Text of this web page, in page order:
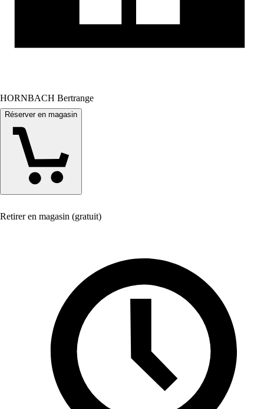
HORNBACH Bertrange
Réserver en magasin
Retirer en magasin (gratuit)